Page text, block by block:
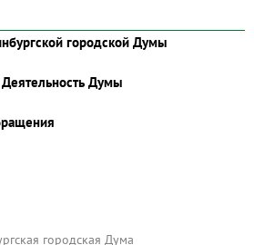
городской Думы
Деятельность Думы
городская Дума